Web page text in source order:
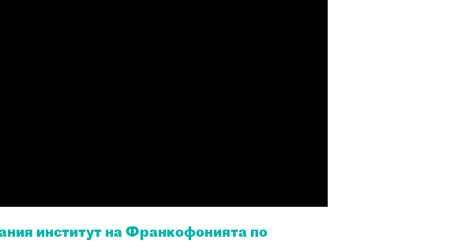
институт на Франкофонията по